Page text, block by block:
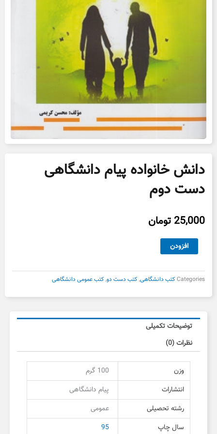
دانش خانواده پیام دانشگاهی
دست دوم
25,000 تومان
خانواده
دانشگاهی
دست
دوم
افزودن
Categoriesکتب دانشگاهی,کتب دست دو,کتب عمومی دانشگاهی
توضیحات تکمیلی
نظرات (0)
وزن
100 گرم
انتشارات
پیام دانشگاهی
رشته تحصیلی
عمومی
سال چاپ
95